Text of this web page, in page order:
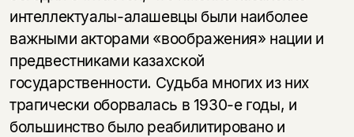
интеллектуалы-алашевцы были наиболее
важными акторами «воображения» нации и
предвестниками казахской
государственности. Судьба многих из них
трагически оборвалась в 1930-е годы, и
большинство было реабилитировано и